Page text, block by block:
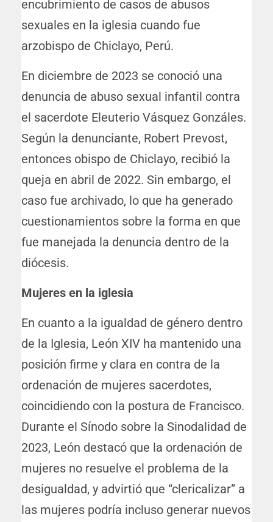
encubrimiento de casos de abusos
sexuales en la iglesia cuando fue
arzobispo de Chiclayo, Perú.
En diciembre de 2023 se conoció una
denuncia de abuso sexual infantil contra
el sacerdote Eleuterio Vásquez Gonzáles.
Según la denunciante, Robert Prevost,
entonces obispo de Chiclayo, recibió la
queja en abril de 2022. Sin embargo, el
caso fue archivado, lo que ha generado
cuestionamientos sobre la forma en que
fue manejada la denuncia dentro de la
diócesis.
Mujeres en la iglesia
En cuanto a la igualdad de género dentro
de la Iglesia, León XIV ha mantenido una
posición firme y clara en contra de la
ordenación de mujeres sacerdotes,
coincidiendo con la postura de Francisco.
Durante el Sínodo sobre la Sinodalidad de
2023, León destacó que la ordenación de
mujeres no resuelve el problema de la
desigualdad, y advirtió que “clericalizar” a
las mujeres podría incluso generar nuevos